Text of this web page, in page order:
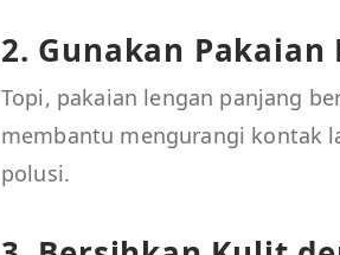
2. Gunakan Pakaian
Topi, pakaian lengan panjang
membantu mengurangi kontak
polusi.